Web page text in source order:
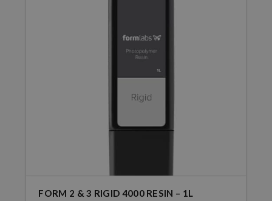
FORM 2 & 3 RIGID 4000 RESIN – 1L